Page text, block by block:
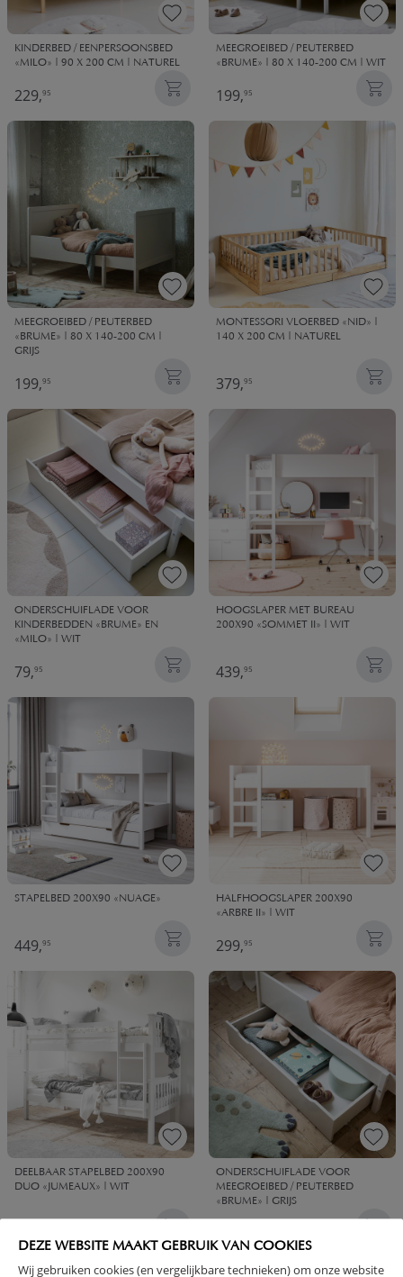
DEZE WEBSITE MAAKT GEBRUIK VAN COOKIES
Wij gebruiken cookies (en vergelijkbare technieken) om onze website
KINDERBED / EENPERSOONSBED
«MILO» | 90 X 200 CM | NATUREL
229,95
MEEGROEIBED / PEUTERBED
«BRUME» | 80 X 140-200 CM | WIT
199,95
MEEGROEIBED / PEUTERBED
«BRUME» | 80 X 140-200 CM |
GRIJS
199,95
MONTESSORI VLOERBED «NID» |
140 X 200 CM | NATUREL
379,95
ONDERSCHUIFLADE VOOR
KINDERBEDDEN «BRUME» EN
«MILO» | WIT
79,95
HOOGSLAPER MET BUREAU
200X90 «SOMMET II» | WIT
439,95
STAPELBED 200X90 «NUAGE»
449,95
HALFHOOGSLAPER 200X90
«ARBRE II» | WIT
299,95
DEELBAAR STAPELBED 200X90
DUO «JUMEAUX» | WIT
ONDERSCHUIFLADE VOOR
MEEGROEIBED / PEUTERBED
«BRUME» | GRIJS